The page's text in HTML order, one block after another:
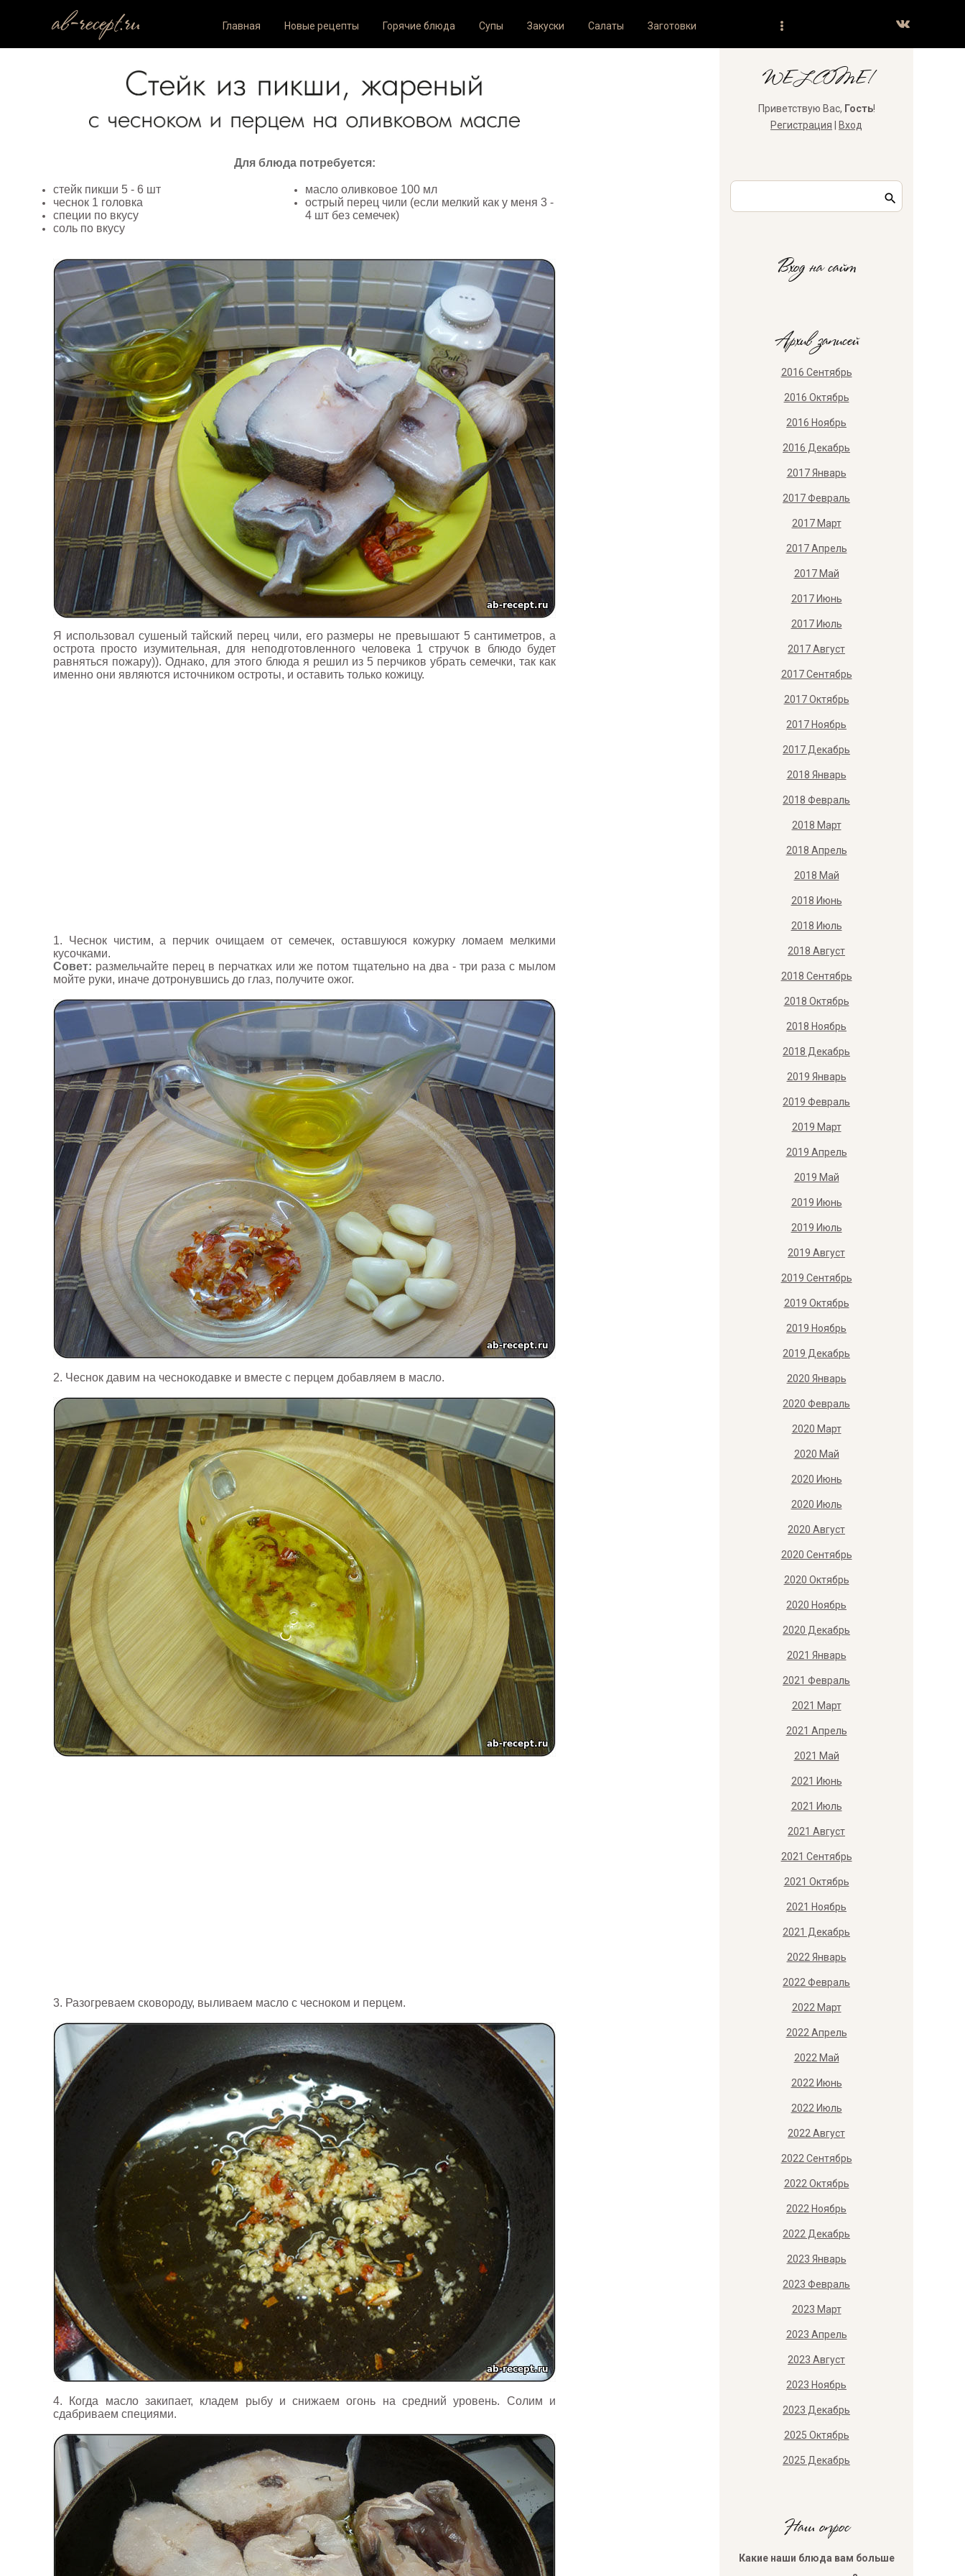
ab-recept.ru Главная Новые рецепты Горячие блюда Супы Закуски Салаты Заготовки
Для блюда потребуется:
стейк пикши 5 - 6 шт
чеснок 1 головка
специи по вкусу
соль по вкусу
масло оливковое 100 мл
острый перец чили (если мелкий как у меня 3 -
4 шт без семечек)
Я использовал сушеный тайский перец чили, его размеры не превышают 5 сантиметров, а
острота просто изумительная, для неподготовленного человека 1 стручок в блюдо будет
равняться пожару)). Однако, для этого блюда я решил из 5 перчиков убрать семечки, так как
именно они являются источником остроты, и оставить только кожицу.
1. Чеснок чистим, а перчик очищаем от семечек, оставшуюся кожурку ломаем мелкими
кусочками.
Совет: размельчайте перец в перчатках или же потом тщательно на два - три раза с мылом
мойте руки, иначе дотронувшись до глаз, получите ожог.
2. Чеснок давим на чеснокодавке и вместе с перцем добавляем в масло.
3. Разогреваем сковороду, выливаем масло с чесноком и перцем.
4. Когда масло закипает, кладем рыбу и снижаем огонь на средний уровень. Солим и
сдабриваем специями.
WELCOME!
Приветствую Вас, Гость!
Регистрация
Вход
Вход на сайт
Архив записей
2016 Сентябрь
2016 Октябрь
2016 Ноябрь
2016 Декабрь
2017 Январь
2017 Февраль
2017 Март
2017 Апрель
2017 Май
2017 Июнь
2017 Июль
2017 Август
2017 Сентябрь
2017 Октябрь
2017 Ноябрь
2017 Декабрь
2018 Январь
2018 Февраль
2018 Март
2018 Апрель
2018 Май
2018 Июнь
2018 Июль
2018 Август
2018 Сентябрь
2018 Октябрь
2018 Ноябрь
2018 Декабрь
2019 Январь
2019 Февраль
2019 Март
2019 Апрель
2019 Май
2019 Июнь
2019 Июль
2019 Август
2019 Сентябрь
2019 Октябрь
2019 Ноябрь
2019 Декабрь
2020 Январь
2020 Февраль
2020 Март
2020 Май
2020 Июнь
2020 Июль
2020 Август
2020 Сентябрь
2020 Октябрь
2020 Ноябрь
2020 Декабрь
2021 Январь
2021 Февраль
2021 Март
2021 Апрель
2021 Май
2021 Июнь
2021 Июль
2021 Август
2021 Сентябрь
2021 Октябрь
2021 Ноябрь
2021 Декабрь
2022 Январь
2022 Февраль
2022 Март
2022 Апрель
2022 Май
2022 Июнь
2022 Июль
2022 Август
2022 Сентябрь
2022 Октябрь
2022 Ноябрь
2022 Декабрь
2023 Январь
2023 Февраль
2023 Март
2023 Апрель
2023 Август
2023 Ноябрь
2023 Декабрь
2025 Октябрь
2025 Декабрь
Наш опрос
Какие наши блюда вам больше